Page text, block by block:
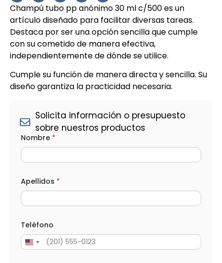
Champú tubo pp anónimo 30 ml c/500 es un
artículo diseñado para facilitar diversas tareas.
Destaca por ser una opción sencilla que cumple
con su cometido de manera efectiva,
independientemente de dónde se utilice.
Cumple su función de manera directa y sencilla. Su
diseño garantiza la practicidad necesaria.
Solicita información o presupuesto
sobre nuestros productos
Nombre *
Apellidos *
Teléfono